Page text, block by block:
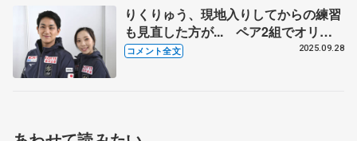
りくりゅう、現地入りしてからの練習
も見直した方が... ペア2組でオリン
ピック「ここが日本のゴールじゃな
コメント全文 2025.09.28